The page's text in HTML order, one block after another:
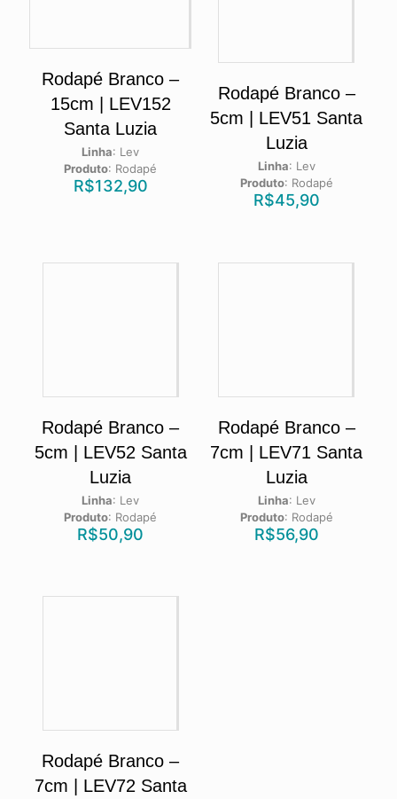
Rodapé Branco –
15cm | LEV152
Santa Luzia
Linha: Lev
Produto: Rodapé
R$132,90
Rodapé Branco –
5cm | LEV51 Santa
Luzia
Linha: Lev
Produto: Rodapé
R$45,90
Rodapé Branco –
5cm | LEV52 Santa
Luzia
Linha: Lev
Produto: Rodapé
R$50,90
Rodapé Branco –
7cm | LEV71 Santa
Luzia
Linha: Lev
Produto: Rodapé
R$56,90
Rodapé Branco –
7cm | LEV72 Santa